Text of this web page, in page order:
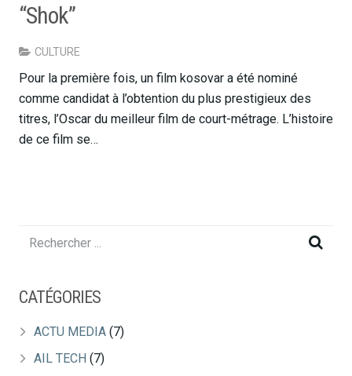
“Shok”
CULTURE
Pour la première fois, un film kosovar a été nominé
comme candidat à l’obtention du plus prestigieux des
titres, l’Oscar du meilleur film de court-métrage. L’histoire
de ce film se…
CATÉGORIES
ACTU MEDIA (7)
AIL TECH (7)